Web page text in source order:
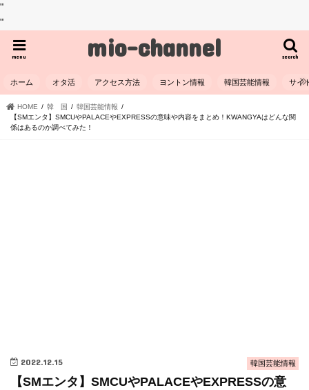
"
"
mio-channel search
menu
ホーム オタ活 アクセス方法 ヨントン情報 韓国芸能情報 サイ
HOME 韓 国
韓国芸能情報
【SMエンタ】SMCUやPALACEやEXPRESSの意味や内容をまとめ！KWANGYAはどんな関
係はあるのか調べてみた！
韓国芸能情報
2022.12.15
【SMエンタ】SMCUやPALACEやEXPRESSの意